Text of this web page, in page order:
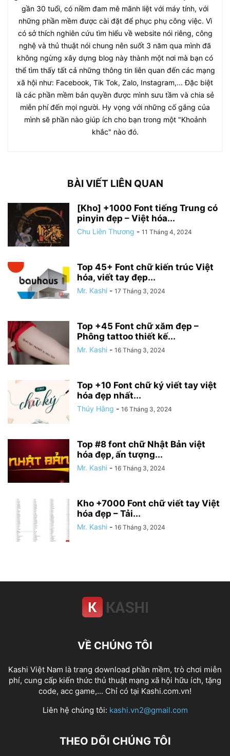
gần 30 tuổi, có niềm đam mê mãnh liệt với máy tính, với
những phần mềm được cài đặt để phục phụ công việc. Vì
có sở thích nghiên cứu tìm hiểu về website nói riêng, công
nghệ và thủ thuật nói chung nên suốt 3 năm qua mình đã
không ngừng xây dựng blog này thành một nơi mà bạn có
thể tìm thấy tất cả những thông tin liên quan đến các mạng
xã hội như: Facebook, Tik Tok, Zalo, Instagram,... Đặc biệt
là các phần mềm bản quyền được mình sưu tầm và chia sẻ
miễn phí đến mọi người. Hy vọng với những cố gắng của
mình sẽ phần nào giúp ích cho bạn trong một "Khoảnh
khắc" nào đó.
BÀI VIẾT LIÊN QUAN
[Kho] +1000 Font tiếng Trung có
pinyin đẹp – Việt hóa...
Chu Liên Thương - 11 Tháng 4, 2024
Top 45+ Font chữ kiến trúc Việt
hóa, viết tay đẹp...
Mr. Kashi - 17 Tháng 3, 2024
Top +45 Font chữ xăm đẹp –
Phông tattoo thiết kế...
Mr. Kashi - 16 Tháng 3, 2024
Top +10 Font chữ ký viết tay việt
hóa đẹp nhất...
Thúy Hằng - 16 Tháng 3, 2024
Top #8 font chữ Nhật Bản việt
hóa đẹp, ấn tượng...
Mr. Kashi - 16 Tháng 3, 2024
Kho +7000 Font chữ viết tay Việt
hóa đẹp – Tải...
Mr. Kashi - 16 Tháng 3, 2024
VỀ CHÚNG TÔI
Kashi Việt Nam là trang download phần mềm, trò chơi miễn
phí, cung cấp kiến thức thủ thuật mạng xã hội hữu ích, tặng
code, acc game,... Chỉ có tại Kashi.com.vn!
Liên hệ chúng tôi: kashi.vn2@gmail.com
THEO DÕI CHÚNG TÔI